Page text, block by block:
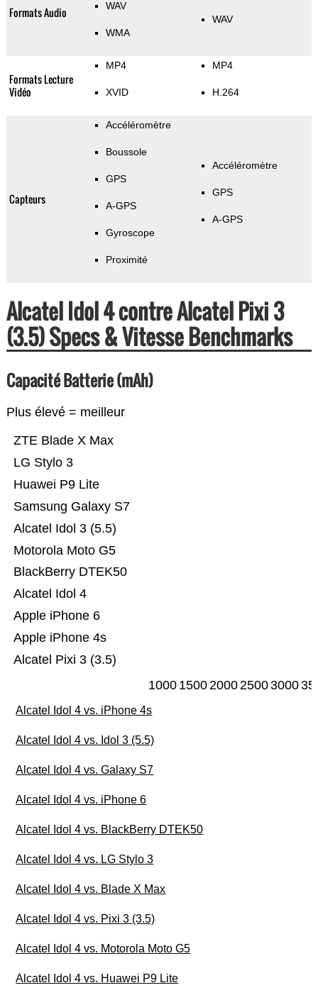
Formats Audio WAV
WMA
WAV
Formats Lecture
Vidéo
MP4
XVID
MP4
H.264
Capteurs
Accéléromètre
Boussole
GPS
A-GPS
Gyroscope
Proximité
Accéléromètre
GPS
A-GPS
Alcatel Idol 4 contre Alcatel Pixi 3
(3.5) Specs & Vitesse Benchmarks
Capacité Batterie (mAh)
Plus élevé = meilleur
Alcatel Pixi 3 (3.5)
Apple iPhone 4s
Apple iPhone 6
Alcatel Idol 4
BlackBerry DTEK50
Motorola Moto G5
Alcatel Idol 3 (5.5)
Samsung Galaxy S7
Huawei P9 Lite
LG Stylo 3
ZTE Blade X Max
1000 1500200025003000
Alcatel Idol 4 vs. iPhone 4s
Alcatel Idol 4 vs. Idol 3 (5.5)
Alcatel Idol 4 vs. Galaxy S7
Alcatel Idol 4 vs. iPhone 6
Alcatel Idol 4 vs. BlackBerry DTEK50
Alcatel Idol 4 vs. LG Stylo 3
Alcatel Idol 4 vs. Blade X Max
Alcatel Idol 4 vs. Pixi 3 (3.5)
Alcatel Idol 4 vs. Motorola Moto G5
Alcatel Idol 4 vs. Huawei P9 Lite